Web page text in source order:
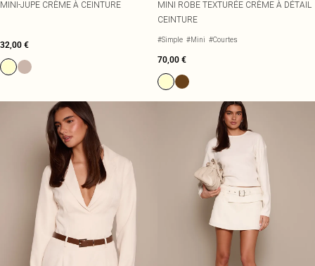
MINI-JUPE CRÈME À CEINTURE
32,00 €
MINI ROBE TEXTURÉE CRÈME À DÉTAIL
CEINTURE
#Simple #Mini #Courtes
70,00 €